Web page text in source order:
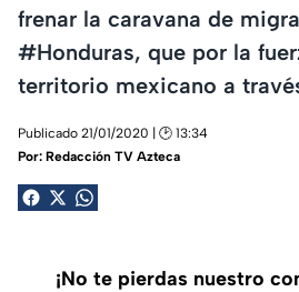
frenar la caravana de
#Honduras, que por la
territorio mexicano a
Publicado 21/01/2020 | 🕑 13:34
Por: Redacción TV Azteca
¡No te pierdas nuestro